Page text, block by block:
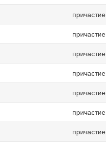
причастие
причастие
причастие
причастие
причастие
причастие
причастие